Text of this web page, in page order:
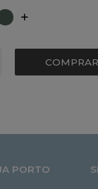
COMPRAR
PORTO